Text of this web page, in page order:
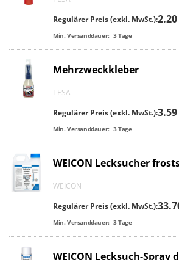
Regulärer Preis (exkl. MwSt.):
Min. Versanddauer: 3Tage
Mehrzweckkleber
TESA
Regulärer Preis (exkl. MwSt.):
Min. Versanddauer: 3Tage
WEICON Lecksucher
WEICON
Regulärer Preis (exkl. MwSt.):
Min. Versanddauer: 3Tage
WEICON Lecksuch-Spray